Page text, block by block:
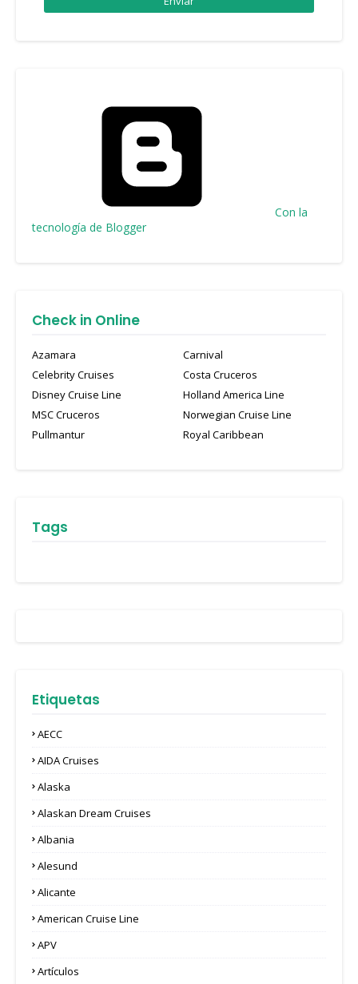
Con la
tecnología de Blogger
Check in Online
Azamara
Carnival
Celebrity Cruises
Costa Cruceros
Disney Cruise Line
Holland America Line
MSC Cruceros
Norwegian Cruise Line
Pullmantur
Royal Caribbean
Tags
Etiquetas
AECC
AIDA Cruises
Alaska
Alaskan Dream Cruises
Albania
Alesund
Alicante
American Cruise Line
APV
Artículos